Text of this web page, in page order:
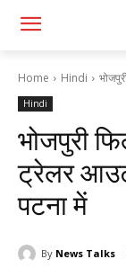
Home Hindi
Hindi
भोजपुरी
ट्रेलर
पटना में
By News Talks